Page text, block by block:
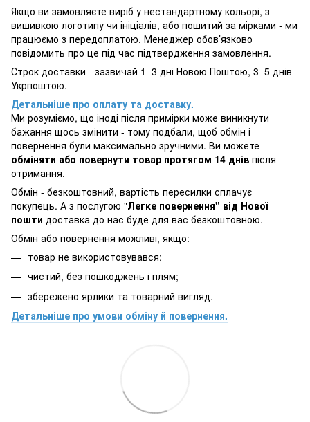
Якщо ви замовляєте виріб у нестандартному кольорі, з
вишивкою логотипу чи ініціалів, або пошитий за мірками - ми
працюємо з передоплатою. Менеджер обов’язково
повідомить про це під час підтвердження замовлення.
Строк доставки - зазвичай 1–3 дні Новою Поштою, 3–5 днів
Укрпоштою.
Детальніше про оплату та доставку.
Ми розуміємо, що іноді після примірки може виникнути
бажання щось змінити - тому подбали, щоб обмін і
повернення були максимально зручними. Ви можете
обміняти або повернути товар протягом 14 днів після
отримання.
Обмін - безкоштовний, вартість пересилки сплачує
покупець. А з послугою "Легке повернення" від Нової
пошти доставка до нас буде для вас безкоштовною.
Обмін або повернення можливі, якщо:
товар не використовувався;
чистий, без пошкоджень і плям;
збережено ярлики та товарний вигляд.
Детальніше про умови обміну й повернення.